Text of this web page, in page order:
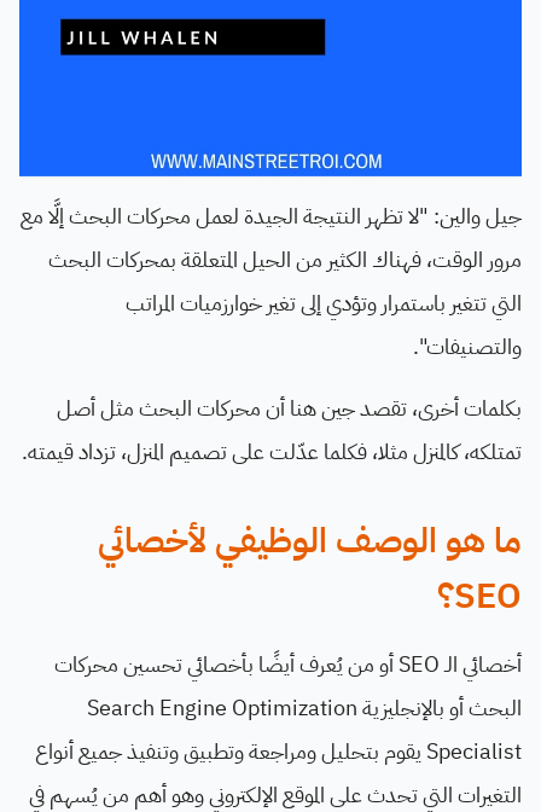
جيل والين: "لا تظهر النتيجة الجيدة لعمل محركات البحث إلَّا مع
مرور الوقت، فهناك الكثير من الحيل المتعلقة بمحركات البحث
التي تتغير باستمرار وتؤدي إلى تغير خوارزميات المراتب
والتصنيفات".
بكلمات أخرى، تقصد جين هنا أن محركات البحث مثل أصل
تمتلكه، كالمنزل مثلا، فكلما عدّلت على تصميم المنزل، تزداد قيمته.
ما هو الوصف الوظيفي لأخصائي
SEO؟
أخصائي الـ SEO أو من يُعرف أيضًا بأخصائي تحسين محركات
البحث أو بالإنجليزية Search Engine Optimization
Specialist يقوم بتحليل ومراجعة وتطبيق وتنفيذ جميع أنواع
التغيرات التي تحدث على الموقع الإلكتروني وهو أهم من يُسهم في